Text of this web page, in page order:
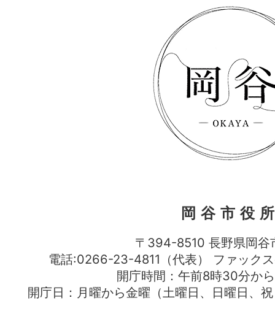
岡谷市役
〒394-8510 長野県岡谷
電話:0266-23-4811（代表） ファッ
開庁時間：午前8時30分か
開庁日：月曜から金曜（土曜日、日曜日、